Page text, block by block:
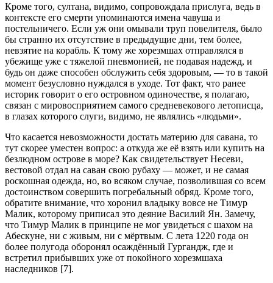
Кроме того, султана, видимо, сопровождала прислуга, ведь в
контексте его смерти упоминаются имена чавуша и
постельничего. Если уж они омывали труп повелителя, было
бы странно их отсутствие в предыдущие дни, тем более,
невзятие на корабль. К тому же хорезмшах отправлялся в
убежище уже с тяжелой пневмонией, не подавая надежд, и
будь он даже способен обслужить себя здоровым, — то в такой
момент безусловно нуждался в уходе. Тот факт, что ранее
историк говорит о его островном одиночестве, я полагаю,
связан с мировосприятием самого средневекового летописца,
в глазах которого слуги, видимо, не являлись «людьми».
Что касается невозможности достать материю для савана, то
тут скорее уместен вопрос: а откуда же её взять или купить на
безлюдном острове в море? Как свидетельствует Несеви,
вестовой отдал на саван свою рубаху — может, и не самая
роскошная одежда, но, во всяком случае, позволившая со всем
достоинством совершить погребальный обряд. Кроме того,
обратите внимание, что хоронил владыку вовсе не Тимур
Малик, которому приписал это деяние Василий Ян. Замечу,
что Тимур Малик в принципе не мог увидеться с шахом на
Абескуне, ни с живым, ни с мёртвым. С лета 1220 года он
более полугода оборонял осаждённый Гургандж, где и
встретил прибывших уже от покойного хорезмшаха
наследников [7].